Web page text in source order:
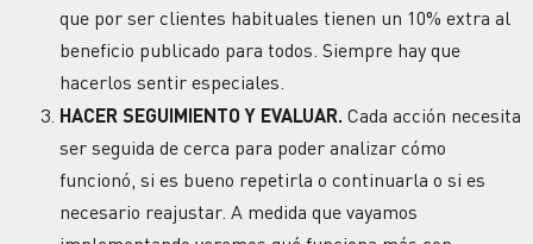
que por ser clientes habituales tienen un 10% extra al
beneficio publicado para todos. Siempre hay que
hacerlos sentir especiales.
HACER SEGUIMIENTO Y EVALUAR. Cada acción necesita
ser seguida de cerca para poder analizar cómo
funcionó, si es bueno repetirla o continuarla o si es
necesario reajustar. A medida que vayamos